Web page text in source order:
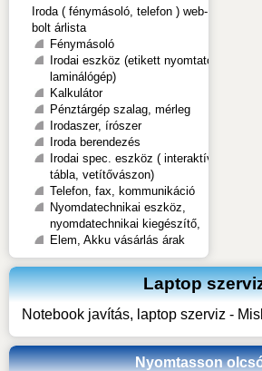
Iroda ( fénymásoló, telefon ) web-
bolt árlista
Fénymásoló
Irodai eszköz (etikett nyomtató,
laminálógép)
Kalkulátor
Pénztárgép szalag, mérleg
Irodaszer, írószer
Iroda berendezés
Irodai spec. eszköz ( interaktív
tábla, vetítővászon)
Telefon, fax, kommunikáció
Nyomdatechnikai eszköz,
nyomdatechnikai kiegészítő,
Elem, Akku vásárlás árak
Laptop
Notebook javítás, laptop szerviz -
Nyomtasson